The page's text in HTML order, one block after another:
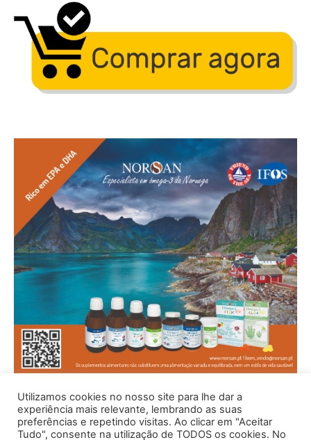
Utilizamos cookies no nosso site para lhe dar a
experiência mais relevante, lembrando as suas
preferências e repetindo visitas. Ao clicar em "Aceitar
Tudo", consente na utilização de TODOS os cookies. No